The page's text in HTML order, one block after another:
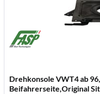
Drehkonsole VWT4 ab
Beifahrerseite,Original